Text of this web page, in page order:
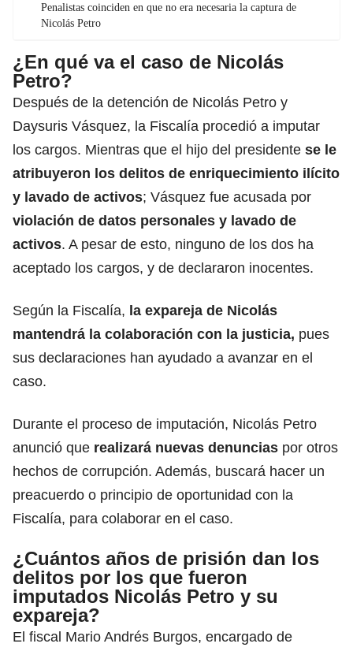
Penalistas coinciden en que no era necesaria la captura de
Nicolás Petro
¿En qué va el caso de Nicolás
Petro?
Después de la detención de Nicolás Petro y
Daysuris Vásquez, la Fiscalía procedió a imputar
los cargos. Mientras que el hijo del presidente se le
atribuyeron los delitos de enriquecimiento ilícito
y lavado de activos; Vásquez fue acusada por
violación de datos personales y lavado de
activos. A pesar de esto, ninguno de los dos ha
aceptado los cargos, y de declararon inocentes.
Según la Fiscalía, la expareja de Nicolás
mantendrá la colaboración con la justicia, pues
sus declaraciones han ayudado a avanzar en el
caso.
Durante el proceso de imputación, Nicolás Petro
anunció que realizará nuevas denuncias por otros
hechos de corrupción. Además, buscará hacer un
preacuerdo o principio de oportunidad con la
Fiscalía, para colaborar en el caso.
¿Cuántos años de prisión dan los
delitos por los que fueron
imputados Nicolás Petro y su
expareja?
El fiscal Mario Andrés Burgos, encargado de